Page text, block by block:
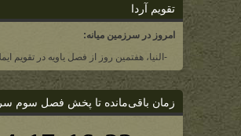
تقویم آردا
امروز در سرزمین میانه:
-النیا، هفتمین روز از فصل یاویه در تقویم
زمان باقی‌مانده تا پخش فصل سوم